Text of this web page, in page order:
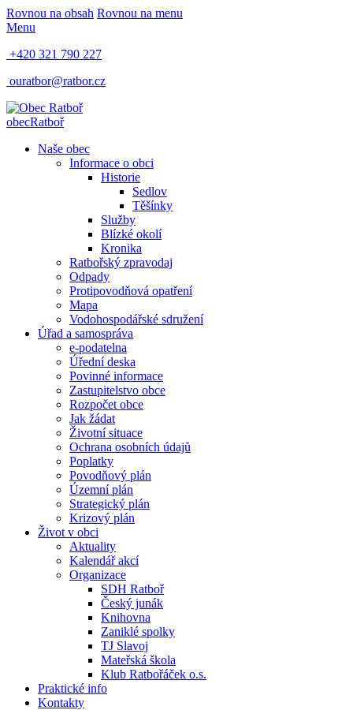
Rovnou na obsah Rovnou na menu
Menu
+420 321 790 227
ouratbor@ratbor.cz
obecRatboř
Naše obec
Informace o obci
Historie
Sedlov
Těšínky
Služby
Blízké okolí
Kronika
Ratbořský zpravodaj
Odpady
Protipovodňová opatření
Mapa
Vodohospodářské sdružení
Úřad a samospráva
e-podatelna
Úřední deska
Povinné informace
Zastupitelstvo obce
Rozpočet obce
Jak žádat
Životní situace
Ochrana osobních údajů
Poplatky
Povodňový plán
Územní plán
Strategický plán
Krizový plán
Život v obci
Aktuality
Kalendář akcí
Organizace
SDH Ratboř
Český junák
Knihovna
Zaniklé spolky
TJ Slavoj
Mateřská škola
Klub Ratbořáček o.s.
Praktické info
Kontakty